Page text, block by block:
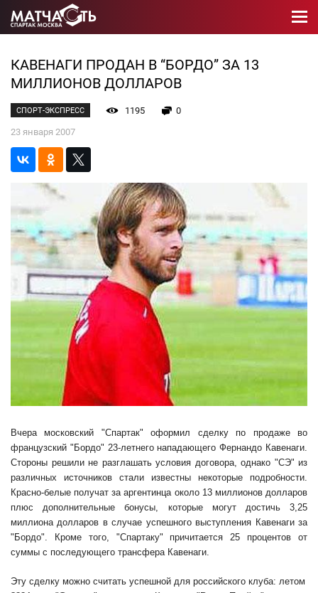
КАВЕНАГИ ПРОДАН В “БОРДО” ЗА 13
МИЛЛИОНОВ ДОЛЛАРОВ
СПОРТ-ЭКСПРЕСС 1195
0
23 января 2007
Вчера московский "Спартак" оформил сделку по продаже во
французский "Бордо" 23-летнего нападающего Фернандо Кавенаги.
Стороны решили не разглашать условия договора, однако "СЭ" из
различных источников стали известны некоторые подробности.
Красно-белые получат за аргентинца около 13 миллионов долларов
плюс дополнительные бонусы, которые могут достичь 3,25
миллиона долларов в случае успешного выступления Кавенаги за
"Бордо". Кроме того, "Спартаку" причитается 25 процентов от
суммы с последующего трансфера Кавенаги.
Эту сделку можно считать успешной для российского клуба: летом